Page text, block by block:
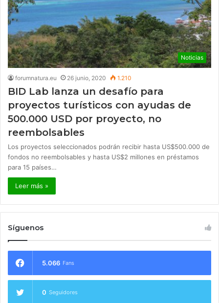
Noticias
forumnatura.eu 26 junio, 2020 1.210
BID Lab lanza un desafío para
proyectos turísticos con ayudas de
500.000 USD por proyecto, no
reembolsables
Los proyectos seleccionados podrán recibir hasta US$500.000 de
fondos no reembolsables y hasta US$2 millones en préstamos
para 15 países…
Leer más »
Síguenos
5.066 Fans
0 Seguidores